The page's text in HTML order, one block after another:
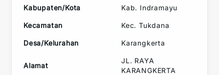
Kabupaten/Kota Kab. Indramayu
Kecamatan Kec. Tukdana
Desa/Kelurahan Karangkerta
Alamat
JL. RAYA
KARANGKERTA